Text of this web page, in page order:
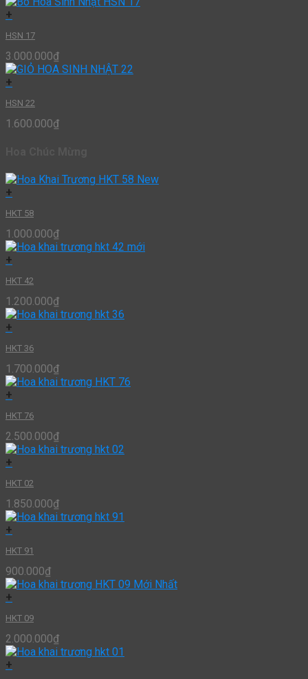
+
HSN 17
3.000.000₫
+
HSN 22
1.600.000₫
+
HKT 58
1.000.000₫
+
HKT 42
1.200.000₫
+
HKT 36
1.700.000₫
+
HKT 76
2.500.000₫
+
HKT 02
1.850.000₫
+
HKT 91
900.000₫
+
HKT 09
2.000.000₫
+